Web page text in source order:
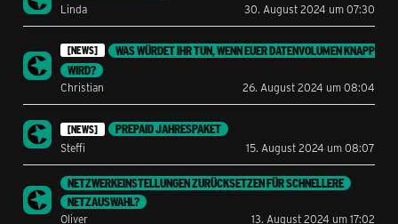
Linda
30. August 2024 um 07:30
[NEWS]
WAS WÜRDET IHR TUN, WENN EUER DATENVOLUMEN KNAPP
WIRD?
Christian
26. August 2024 um 08:04
[NEWS]
PREPAID JAHRESPAKET
Steffi
15. August 2024 um 08:07
NETZWERKEINSTELLUNGEN ZURÜCKSETZEN FÜR SCHNELLERE
NETZAUSWAHL?
Oliver
13. August 2024 um 17:02